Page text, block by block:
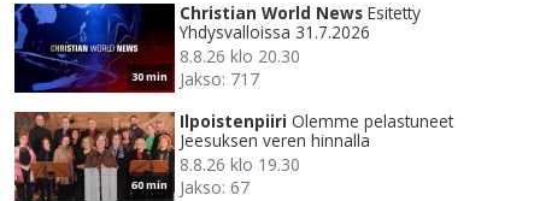
30 min
Christian World News Esitetty
Yhdysvalloissa 31.7.2026
8.8.26 klo 20.30
Jakso: 717
60 min
Ilpoistenpiiri Olemme pelastuneet
Jeesuksen veren hinnalla
8.8.26 klo 19.30
Jakso: 67